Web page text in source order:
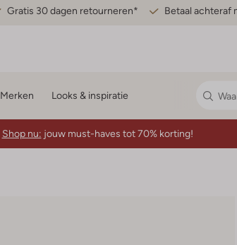
Gratis 30 dagen retourneren* Betaal achteraf
Merken Looks & inspiratie
Shop nu: jouw must-haves tot 70% korting!